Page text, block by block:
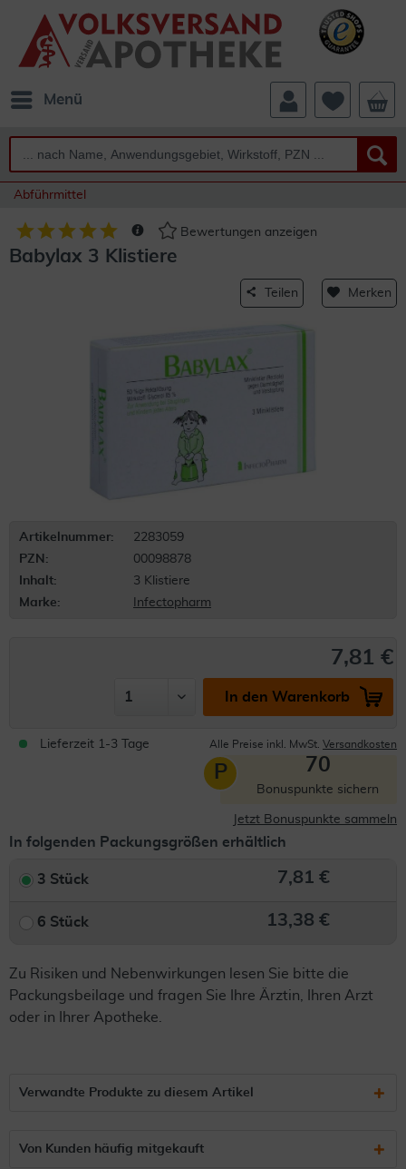
Menü
Abführmittel
Bewertungen anzeigen
Babylax 3 Klistiere
Teilen Merken
Artikelnummer:
2283059
PZN:
00098878
Inhalt:
3 Klistiere
Marke:
Infectopharm
7,81 €
In den Warenkorb
Lieferzeit 1-3 Tage Alle Preise inkl. MwSt. Versandkosten
P 70
Bonuspunkte sichern
Jetzt Bonuspunkte sammeln
In folgenden Packungsgrößen erhältlich
3 Stück 7,81 €
6 Stück 13,38 €
Zu Risiken und Nebenwirkungen lesen Sie bitte die
Packungsbeilage und fragen Sie Ihre Ärztin, Ihren Arzt
oder in Ihrer Apotheke.
Verwandte Produkte zu diesem Artikel
Von Kunden häufig mitgekauft